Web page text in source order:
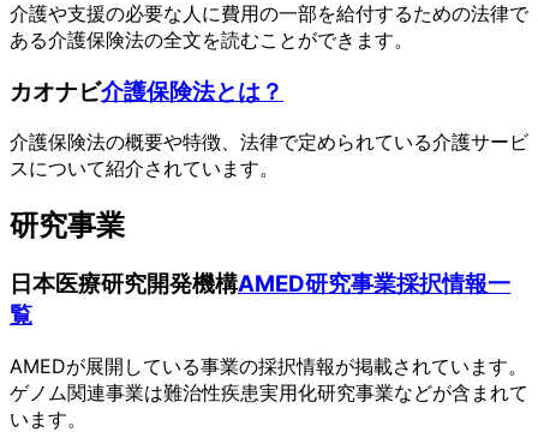
介護や支援の必要な人に費用の一部を給付するための法律で
ある介護保険法の全文を読むことができます。
カオナビ介護保険法とは？
介護保険法の概要や特徴、法律で定められている介護サービ
スについて紹介されています。
研究事業
日本医療研究開発機構AMED研究事業採択情報一
覧
AMEDが展開している事業の採択情報が掲載されています。
ゲノム関連事業は難治性疾患実用化研究事業などが含まれて
います。